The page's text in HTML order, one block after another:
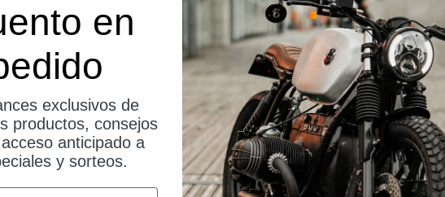
en
exclusivos de
productos, consejos
anticipado a
y sorteos.